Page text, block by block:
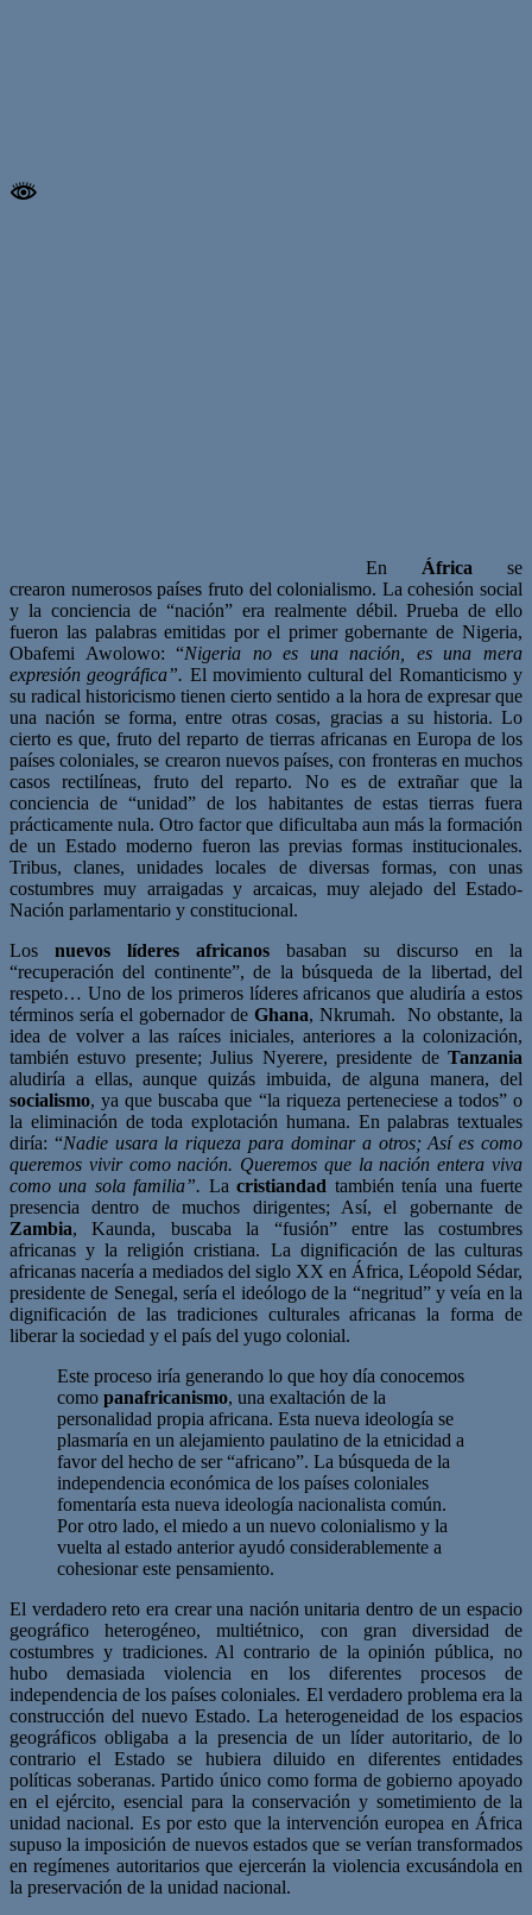
En África se
crearon numerosos países fruto del colonialismo. La cohesión social
y la conciencia de “nación” era realmente débil. Prueba de ello
fueron las palabras emitidas por el primer gobernante de Nigeria,
Obafemi Awolowo: “Nigeria no es una nación, es una mera
expresión geográfica”. El movimiento cultural del Romanticismo y
su radical historicismo tienen cierto sentido a la hora de expresar que
una nación se forma, entre otras cosas, gracias a su historia. Lo
cierto es que, fruto del reparto de tierras africanas en Europa de los
países coloniales, se crearon nuevos países, con fronteras en muchos
casos rectilíneas, fruto del reparto. No es de extrañar que la
conciencia de “unidad” de los habitantes de estas tierras fuera
prácticamente nula. Otro factor que dificultaba aun más la formación
de un Estado moderno fueron las previas formas institucionales.
Tribus, clanes, unidades locales de diversas formas, con unas
costumbres muy arraigadas y arcaicas, muy alejado del Estado-
Nación parlamentario y constitucional.
Los nuevos líderes africanos basaban su discurso en la
“recuperación del continente”, de la búsqueda de la libertad, del
respeto… Uno de los primeros líderes africanos que aludiría a estos
términos sería el gobernador de Ghana, Nkrumah. No obstante, la
idea de volver a las raíces iniciales, anteriores a la colonización,
también estuvo presente; Julius Nyerere, presidente de Tanzania
aludiría a ellas, aunque quizás imbuida, de alguna manera, del
socialismo, ya que buscaba que “la riqueza perteneciese a todos” o
la eliminación de toda explotación humana. En palabras textuales
diría: “Nadie usara la riqueza para dominar a otros; Así es como
queremos vivir como nación. Queremos que la nación entera viva
como una sola familia”. Lacristiandad también tenía una fuerte
presencia dentro de muchos dirigentes; Así, el gobernante de
Zambia, Kaunda, buscaba la “fusión” entre las costumbres
africanas y la religión cristiana. La dignificación de las culturas
africanas nacería a mediados del siglo XX en África, Léopold Sédar,
presidente de Senegal, sería el ideólogo de la “negritud” y veía en la
dignificación de las tradiciones culturales africanas la forma de
liberar la sociedad y el país del yugo colonial.
Este proceso iría generando lo que hoy día conocemos
como panafricanismo, una exaltación de la
personalidad propia africana. Esta nueva ideología se
plasmaría en un alejamiento paulatino de la etnicidad a
favor del hecho de ser “africano”. La búsqueda de la
independencia económica de los países coloniales
fomentaría esta nueva ideología nacionalista común.
Por otro lado, el miedo a un nuevo colonialismo y la
vuelta al estado anterior ayudó considerablemente a
cohesionar este pensamiento.
El verdadero reto era crear una nación unitaria dentro de un espacio
geográfico heterogéneo, multiétnico, con gran diversidad de
costumbres y tradiciones. Al contrario de la opinión pública, no
hubo demasiada violencia en los diferentes procesos de
independencia de los países coloniales. El verdadero problema era la
construcción del nuevo Estado. La heterogeneidad de los espacios
geográficos obligaba a la presencia de un líder autoritario, de lo
contrario el Estado se hubiera diluido en diferentes entidades
políticas soberanas. Partido único como forma de gobierno apoyado
en el ejército, esencial para la conservación y sometimiento de la
unidad nacional. Es por esto que la intervención europea en África
supuso la imposición de nuevos estados que se verían transformados
en regímenes autoritarios que ejercerán la violencia excusándola en
la preservación de la unidad nacional.